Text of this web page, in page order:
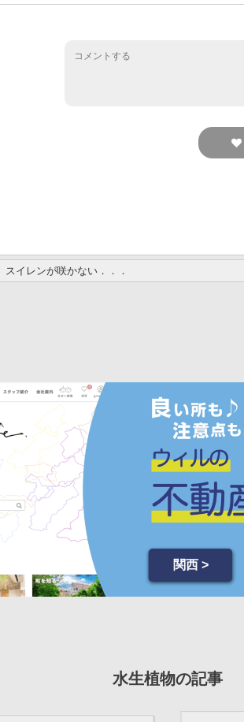
スイレンが咲かない．．．
関西 >
水生植物の記事
メンテナンス